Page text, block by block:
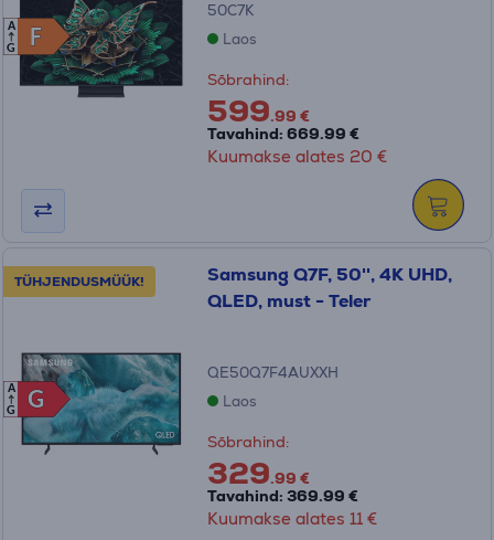
F
F
A
G
50C7K
Laos
Sõbrahind:
599.99 €
Tavahind: 669.99 €
Kuumakse alates 20 €
TÜHJENDUSMÜÜK!
G
G
A
G
Samsung Q7F, 50'', 4K UHD,
QLED, must - Teler
QE50Q7F4AUXXH
Laos
Sõbrahind:
329.99 €
Tavahind: 369.99 €
Kuumakse alates 11 €